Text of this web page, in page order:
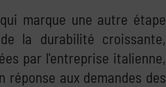
marque une autre étape
la durabilité croissante,
par l'entreprise italienne,
réponse aux demandes des